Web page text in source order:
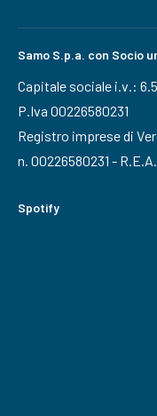
Samo S.p.a. con Socio
Capitale sociale i.v.:
P.Iva 00226580231
Registro imprese di
n. 00226580231 -
Spotify